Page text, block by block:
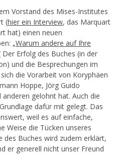
Vorstand des Mises-Institutes
(hier ein Interview, das Marquart
hat) einen neuen
„Warum andere auf Ihre
Der Erfolg des Buches (in der
und die Besprechungen im
die Vorarbeit von Koryphäen
Hoppe, Jörg Guido
gelohnt hat. Auch die
dafür mit gelegt. Das
weil es auf einfache,
Weise die Tücken unseres
des Buches wird zudem erklärt,
er generell nicht unser Freund